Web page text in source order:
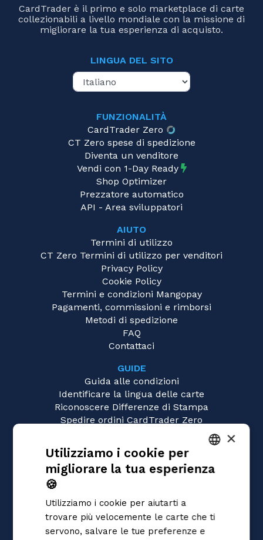
CardTrader è il primo e solo marketplace di carte
collezionabili a livello mondiale con la missione di
migliorare la tua esperienza di acquisto.
LINGUA DEL SITO
FUNZIONALITÀ
CardTrader Zero
CT Zero spese di spedizione
Diventa un venditore
Vendi con 1-Day Ready
Shop Optimizer
Prezzatore automatico
API - Area sviluppatori
AIUTO
Termini di utilizzo
CT Zero Termini di utilizzo per venditori
Privacy Policy
Cookie Policy
Termini e condizioni Mangopay
Pagamenti, commissioni e rimborsi
Metodi di spedizione
FAQ
Contattaci
GUIDE
Guida alle condizioni
Identificare la lingua delle carte
Riconoscere Differenze di Stampa
Spedire ordini CardTrader Zero
GIOCHI
Magic: the Gathering
Flesh and Blood
Digimon
One Piece
ITALIAN
×
Utilizziamo i cookie per
migliorare la tua esperienza
🍪
Utilizziamo i cookie per aiutarti a
trovare più velocemente le carte che ti
servono, salvare le tue preferenze e